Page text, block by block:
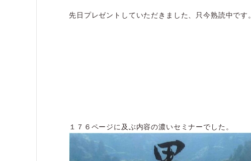
先日プレゼントしていただきました、只今熟読中です。
１７６ページに及ぶ内容の濃いセミナーでした。